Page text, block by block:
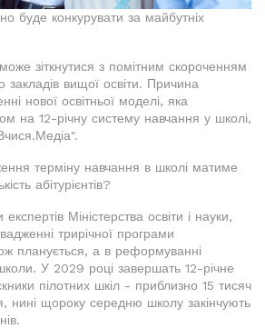
буде конкурувати за майбутніх
зіткнутися з помітним скороченням
закладів вищої освіти. Причина
нової освітньої моделі, яка
на 12-річну систему навчання у школі,
терміну навчання в школі матиме
абітурієнтів?
Міністерства освіти і науки,
трирічної програми
планується, а в реформуванні
У 2029 році завершать 12-річне
пілотних шкіл - приблизно 15 тисяч
нині щороку середню школу закінчують